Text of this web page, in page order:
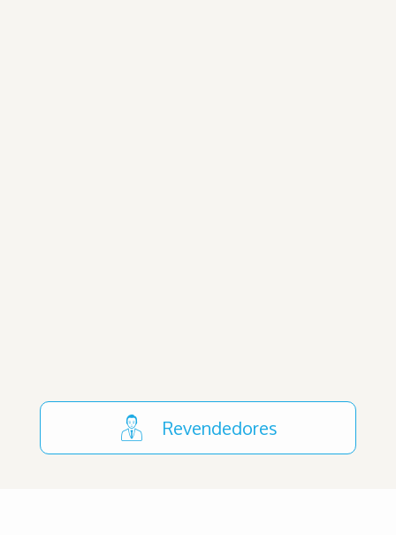
Revendedores